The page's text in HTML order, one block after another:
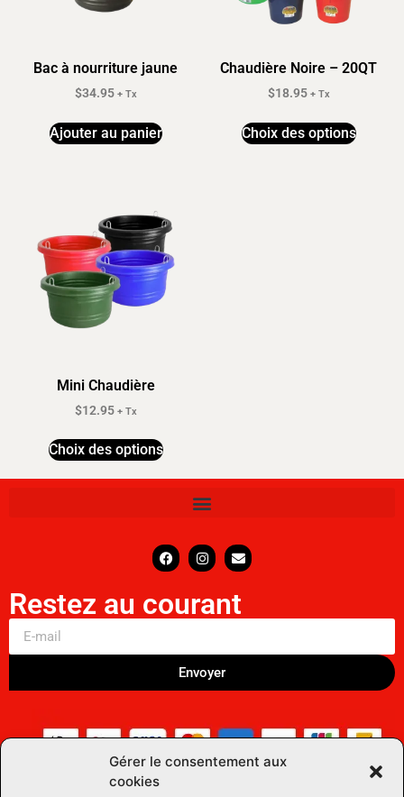
Gérer le consentement aux
cookies
Bac à nourriture jaune
$34.95 + Tx
Ajouter au panier
Chaudière Noire – 20QT
$18.95 + Tx
Choix des options
Mini Chaudière
$12.95 + Tx
Choix des options
Restez au courant
Envoyer